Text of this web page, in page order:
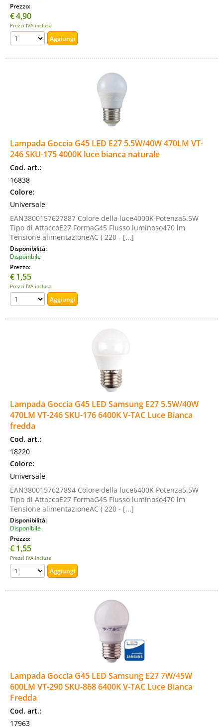
Prezzo:
€4,90
Prezzi IVA inclusa
Lampada Goccia G45 LED E27 5.5W/40W 470LM VT-
246 SKU-175 4000K luce bianca naturale
Cod. art.:
16838
Colore:
Universale
EAN3800157627887 Colore della luce4000K Potenza5.5W
Tipo di AttaccoE27 FormaG45 Flusso luminoso470 lm
Tensione alimentazioneAC ( 220 - [...]
Disponibilità:
Disponibile
Prezzo:
€1,55
Prezzi IVA inclusa
Lampada Goccia G45 LED Samsung E27 5.5W/40W
470LM VT-246 SKU-176 6400K V-TAC Luce Bianca
fredda
Cod. art.:
18220
Colore:
Universale
EAN3800157627894 Colore della luce6400K Potenza5.5W
Tipo di AttaccoE27 FormaG45 Flusso luminoso470 lm
Tensione alimentazioneAC ( 220 - [...]
Disponibilità:
Disponibile
Prezzo:
€1,55
Prezzi IVA inclusa
Lampada Goccia G45 LED Samsung E27 7W/45W
600LM VT-290 SKU-868 6400K V-TAC Luce Bianca
Fredda
Cod. art.:
17963